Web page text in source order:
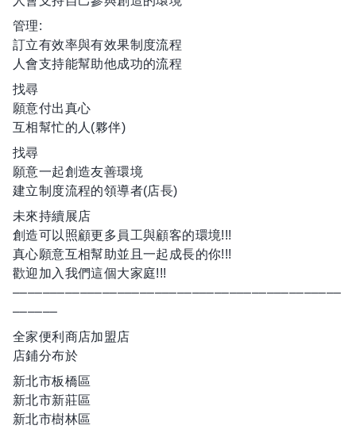
管理:
訂立有效率與有效果制度流程
人會支持能幫助他成功的流程
找尋
願意付出真心
互相幫忙的人(夥伴)
找尋
願意一起創造友善環境
建立制度流程的領導者(店長)
未來持續展店
創造可以照顧更多員工與顧客的環境!!!
真心願意互相幫助並且一起成長的你!!!
歡迎加入我們這個大家庭!!!
––––––––––––––––––––––––––––––––––––––––––––
––––––
全家便利商店加盟店
店鋪分布於
新北市板橋區
新北市新莊區
新北市樹林區